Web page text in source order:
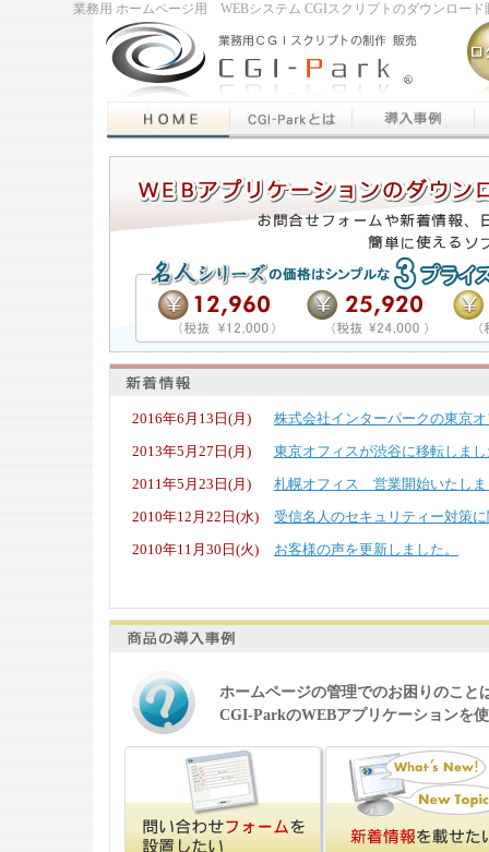
業務用 ホームページ用 WEBシステム CGIスクリプトのダウンロー
2016年6月13日(月)
株式会社インターパークの東京
2013年5月27日(月)
東京オフィスが渋谷に移転しま
2011年5月23日(月)
札幌オフィス 営業開始いたしま
2010年12月22日(水)
受信名人のセキュリティー対策
2010年11月30日(火)
お客様の声を更新しました。
ホームページの管理でのお困りのこと
CGI-ParkのWEBアプリケーションを